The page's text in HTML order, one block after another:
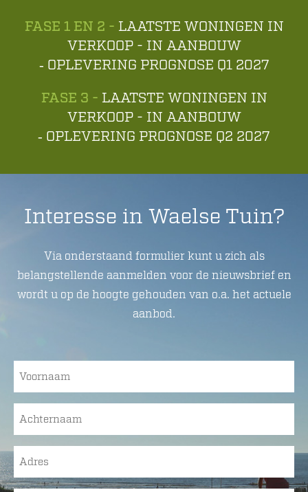
FASE 1 EN 2 - LAATSTE WONINGEN IN
VERKOOP - IN AANBOUW
‑ OPLEVERING PROGNOSE Q1 2027
FASE 3 - LAATSTE WONINGEN IN
VERKOOP - IN AANBOUW
‑ OPLEVERING PROGNOSE Q2 2027
Interesse in Waelse Tuin?
Via onderstaand formulier kunt u zich als
belangstellende aanmelden voor de nieuwsbrief en
wordt u op de hoogte gehouden van o.a. het actuele
aanbod.
Voornaam
Achternaam
Adres